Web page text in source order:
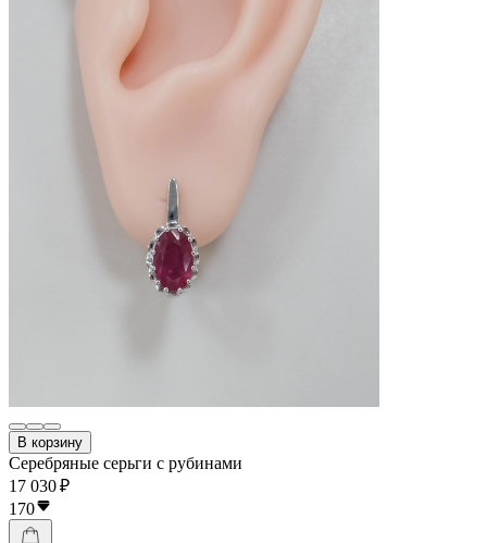
В корзину
Серебряные серьги с рубинами
17 030 ₽
170